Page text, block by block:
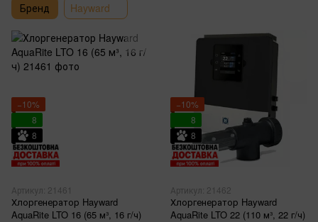
Бренд Hayward
−10%
8
8
Артикул: 21461
Хлоргенератор Hayward
AquaRite LTO 16 (65 м³, 16 г/ч)
−10%
8
8
Артикул: 21462
Хлоргенератор Hayward
AquaRite LTO 22 (110 м³, 22 г/ч)